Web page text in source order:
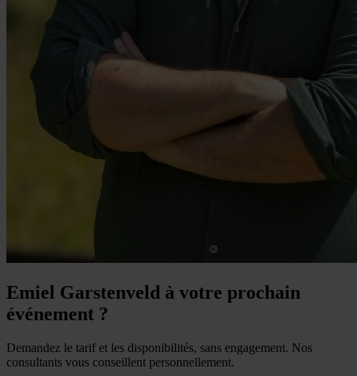
Emiel Garstenveld à votre prochain
événement ?
Demandez le tarif et les disponibilités, sans engagement. Nos
consultants vous conseillent personnellement.